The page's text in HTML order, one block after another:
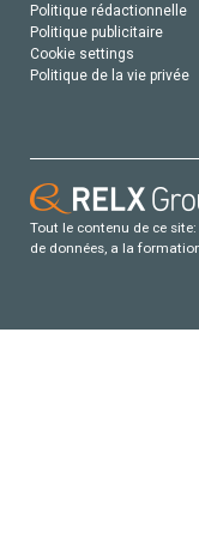
Politique rédactionnelle
Politique publicitaire
Cookie settings
Politique de la vie privée
Tout le contenu de ce
de données, a la